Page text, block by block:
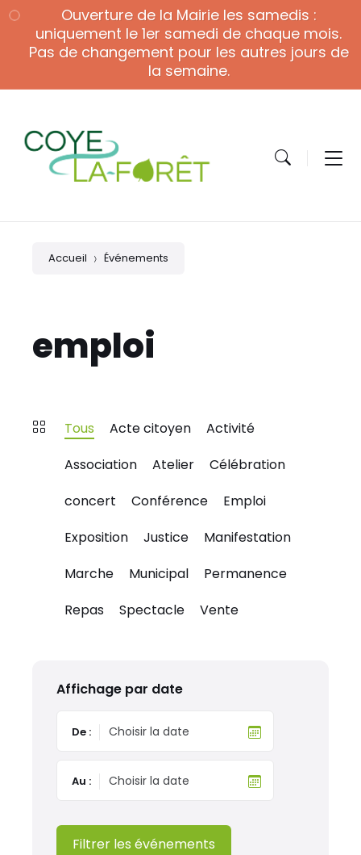
to
content
to
navigation
to
footer
Ouverture de la Mairie les samedis :
uniquement le 1er samedi de chaque mois.
Pas de changement pour les autres jours de
la semaine.
Accueil Événements
emploi
Tous Acte citoyen
Activité
Association
Atelier
Célébration
concert
Conférence
Emploi
Exposition
Justice
Manifestation
Marche
Municipal
Permanence
Repas
Spectacle Vente
Affichage par date
De :
Au :
Filtrer les événements